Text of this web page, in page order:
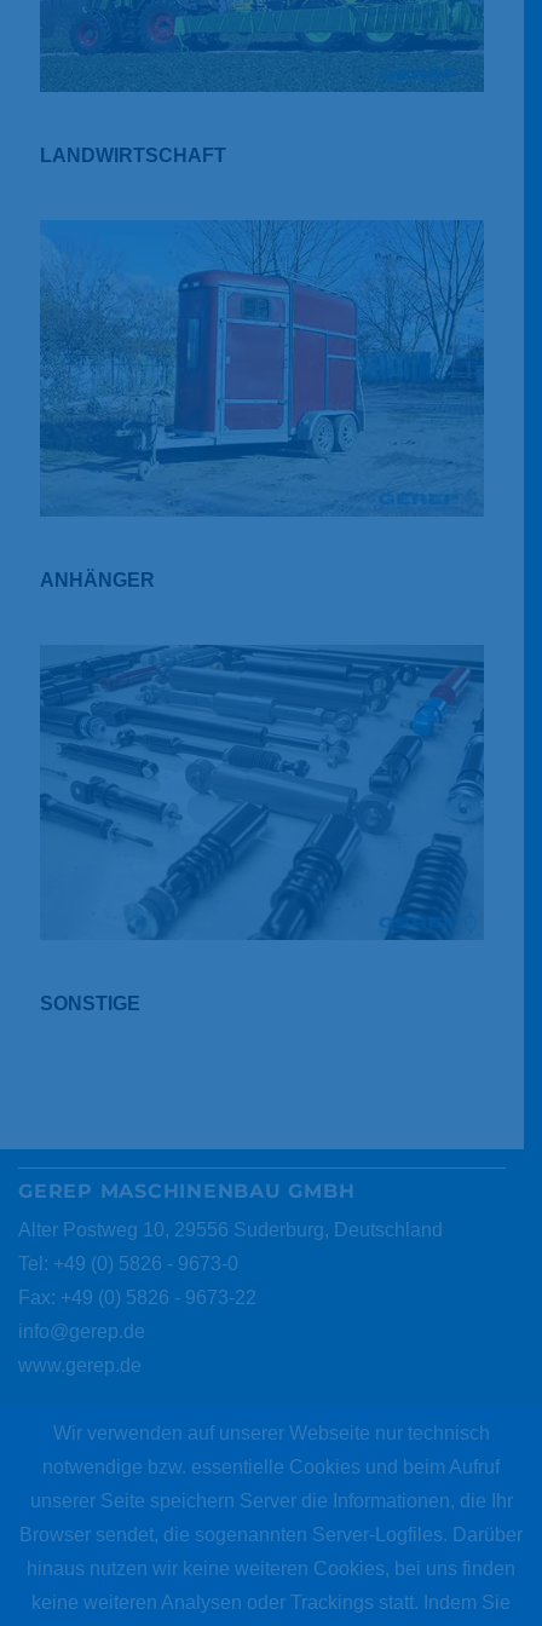
LANDWIRTSCHAFT
ANHÄNGER
SONSTIGE
Wir verwenden auf unserer Webseite nur technisch
notwendige bzw. essentielle Cookies und beim Aufruf
unserer Seite speichern Server die Informationen, die Ihr
Browser sendet, die sogenannten Server-Logfiles. Darüber
hinaus nutzen wir keine weiteren Cookies, bei uns finden
keine weiteren Analysen oder Trackings statt. Indem Sie
GEREP MASCHINENBAU GMBH
Alter Postweg 10, 29556 Suderburg, Deutschland
Tel: +49 (0) 5826 - 9673-0
Fax: +49 (0) 5826 - 9673-22
info@gerep.de
www.gerep.de
IMPRESSUM
DATENSCHUTZERKLÄRUNG
SUCHMASCHINE